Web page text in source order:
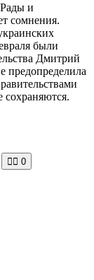
и
сомнения.
были
Дмитрий
предопределила
сохраняются.
🧘‍♀️ 0